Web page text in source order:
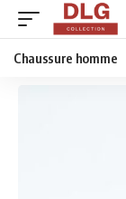
Chaussure homme